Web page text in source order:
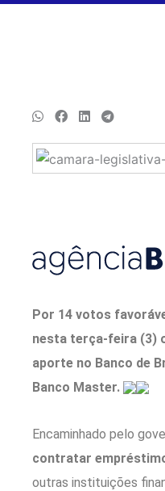
Por 14 votos
nesta terça-feira (3)
aporte no Banco de
Banco Master.
Encaminhado pelo
contratar
outras instituições